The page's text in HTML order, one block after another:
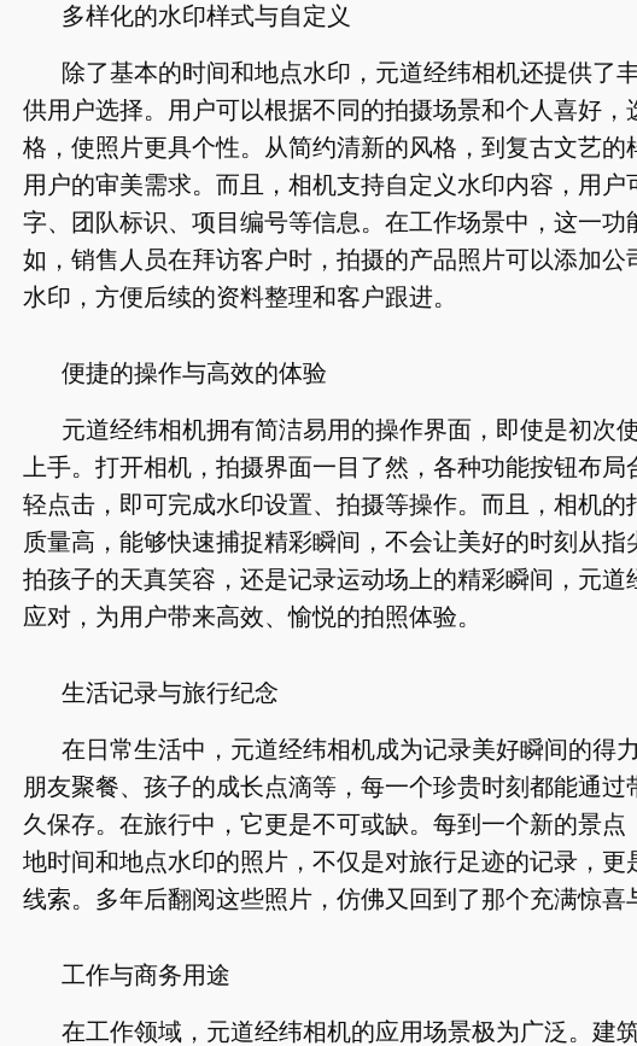
多样化的水印样式与自定义
除了基本的时间和地点水印，元道经纬相机还提供了
供用户选择。用户可以根据不同的拍摄场景和个人喜好，
格，使照片更具个性。从简约清新的风格，到复古文艺的
用户的审美需求。而且，相机支持自定义水印内容，用户
字、团队标识、项目编号等信息。在工作场景中，这一功
如，销售人员在拜访客户时，拍摄的产品照片可以添加公
水印，方便后续的资料整理和客户跟进。
便捷的操作与高效的体验
元道经纬相机拥有简洁易用的操作界面，即使是初次
上手。打开相机，拍摄界面一目了然，各种功能按钮布局
轻点击，即可完成水印设置、拍摄等操作。而且，相机的
质量高，能够快速捕捉精彩瞬间，不会让美好的时刻从指
拍孩子的天真笑容，还是记录运动场上的精彩瞬间，元道
应对，为用户带来高效、愉悦的拍照体验。
生活记录与旅行纪念
在日常生活中，元道经纬相机成为记录美好瞬间的得
朋友聚餐、孩子的成长点滴等，每一个珍贵时刻都能通过
久保存。在旅行中，它更是不可或缺。每到一个新的景点
地时间和地点水印的照片，不仅是对旅行足迹的记录，更
线索。多年后翻阅这些照片，仿佛又回到了那个充满惊喜
工作与商务用途
在工作领域，元道经纬相机的应用场景极为广泛。建